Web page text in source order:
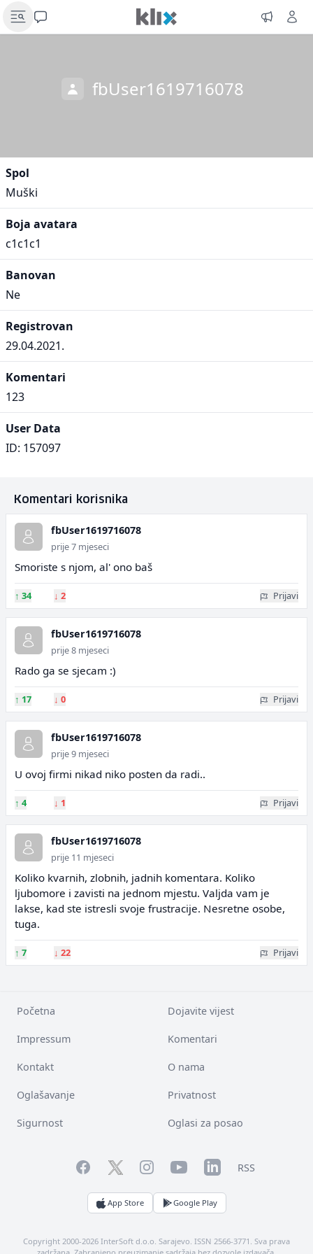
fbUser1619716078
Spol
Muški
Boja avatara
c1c1c1
Banovan
Ne
Registrovan
29.04.2021.
Komentari
123
User Data
ID: 157097
Komentari korisnika
fbUser1619716078
prije 7 mjeseci
Smoriste s njom, al' ono baš
↑ 34 ↓ 2 Prijavi
fbUser1619716078
prije 8 mjeseci
Rado ga se sjecam :)
↑ 17 ↓ 0 Prijavi
fbUser1619716078
prije 9 mjeseci
U ovoj firmi nikad niko posten da radi..
↑ 4 ↓ 1 Prijavi
fbUser1619716078
prije 11 mjeseci
Koliko kvarnih, zlobnih, jadnih komentara. Koliko
ljubomore i zavisti na jednom mjestu. Valjda vam je
lakse, kad ste istresli svoje frustracije. Nesretne osobe,
tuga.
↑ 7 ↓ 22 Prijavi
Početna Dojavite vijest
Impressum Komentari
Kontakt O nama
Oglašavanje Privatnost
Sigurnost Oglasi za posao
FacebookTwitterInstagramYouTubeLinkedInRSS
App Store Google Play
Copyright 2000-2026 InterSoft d.o.o. Sarajevo. ISSN 2566-3771. Sva prava